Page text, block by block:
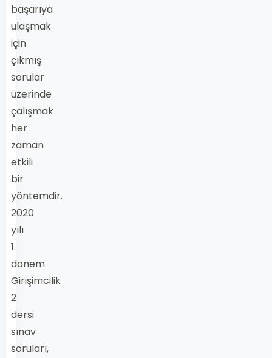
başarıya
ulaşmak
için
çıkmış
sorular
üzerinde
çalışmak
her
zaman
etkili
bir
yöntemdir.
2020
yılı
1.
dönem
Girişimcilik
2
dersi
sınav
soruları,